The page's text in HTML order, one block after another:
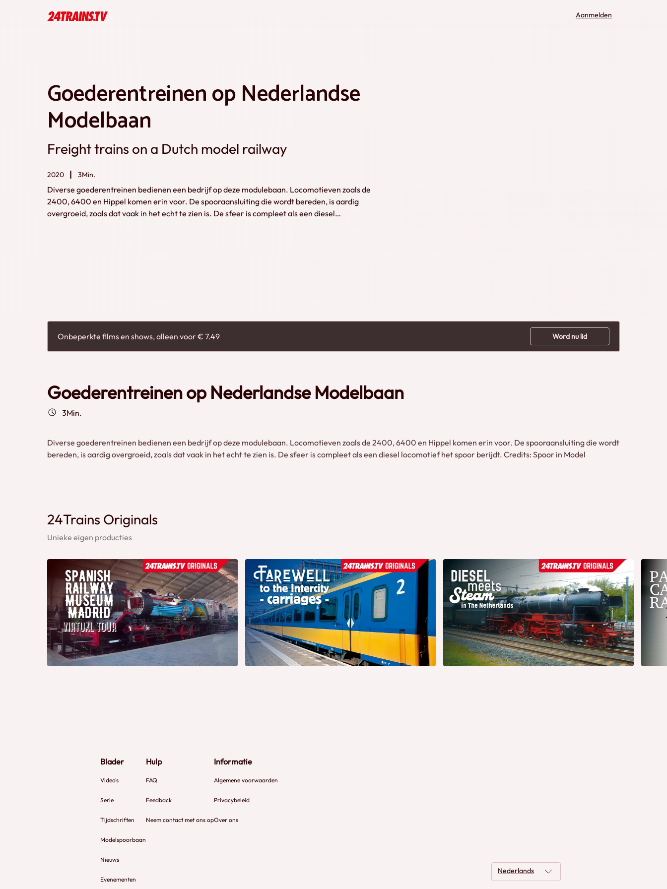
Aanmelden
Goederentreinen op Nederlandse
Modelbaan
Freight trains on a Dutch model railway
2020 3Min.
Diverse goederentreinen bedienen een bedrijf op deze modulebaan. Locomotieven zoals de
2400, 6400 en Hippel komen erin voor. De spooraansluiting die wordt bereden, is aardig
overgroeid, zoals dat vaak in het echt te zien is. De sfeer is compleet als een diesel
Onbeperkte films en shows, alleen voor € 7.49 Word nu lid
Goederentreinen op Nederlandse Modelbaan
3Min.
Diverse goederentreinen bedienen een bedrijf op deze modulebaan. Locomotieven zoals de 2400, 6400 en Hippel komen erin voor. De spooraansluiting die wordt
bereden, is aardig overgroeid, zoals dat vaak in het echt te zien is. De sfeer is compleet als een diesel locomotief het spoor berijdt. Credits: Spoor in Model
24Trains Originals
Unieke eigen producties
Blader
Video's
Serie
Tijdschriften
Modelspoorbaan
Nieuws
Evenementen
Hulp
FAQ
Feedback
Neem contact met ons op
Informatie
Algemene voorwaarden
Privacybeleid
Over ons
Nederlands